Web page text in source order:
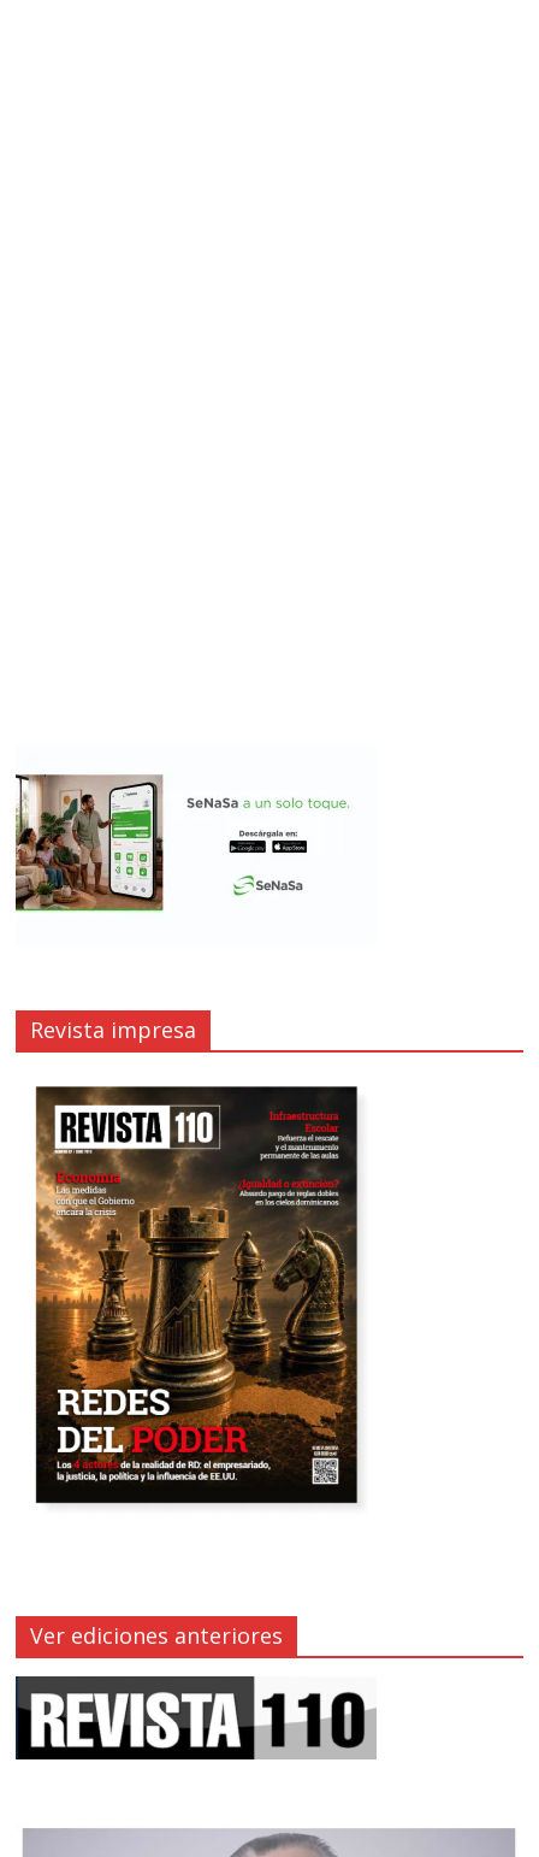
Revista impresa
Ver ediciones anteriores